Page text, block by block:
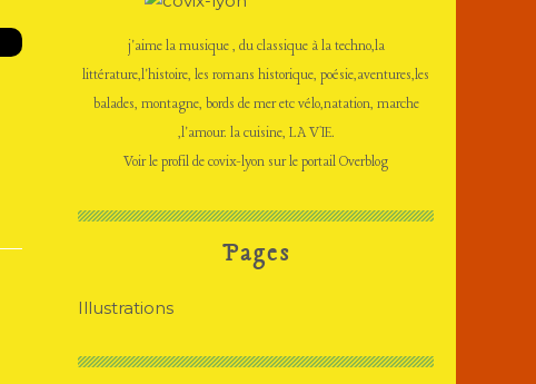
Pages
Illustrations
j'aime la musique , du classique à la techno,la
littérature,l'histoire, les romans historique, poésie,aventures,les
balades, montagne, bords de mer etc vélo,natation, marche
,l'amour. la cuisine, LA VIE.
Voir le profil decovix-lyon sur le portail Overblog